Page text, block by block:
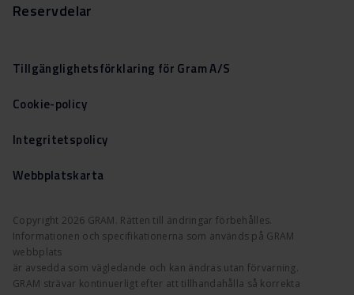
Reservdelar
Copyright 2026 GRAM. Rätten till ändringar förbehålles.
Informationen och specifikationerna som används på GRAM
webbplats
är avsedda som vägledande och kan ändras utan förvarning.
GRAM strävar kontinuerligt efter att tillhandahålla så korrekta
Tillgänglighetsförklaring för Gram A/S
Cookie-policy
Integritetspolicy
Webbplatskarta